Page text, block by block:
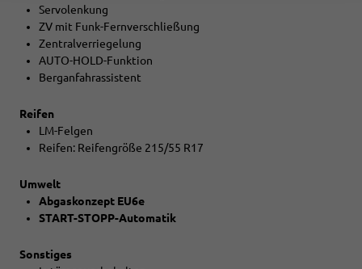
Servolenkung
ZV mit Funk-Fernverschließung
Zentralverriegelung
AUTO-HOLD-Funktion
Berganfahrassistent
Reifen
LM-Felgen
Reifen: Reifengröße 215/55 R17
Umwelt
Abgaskonzept EU6e
START-STOPP-Automatik
Sonstiges